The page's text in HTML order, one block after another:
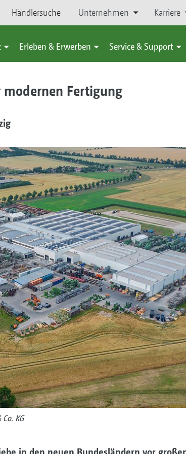
Händlersuche Unternehmen Karriere
Erleben & Erwerben Service & Support
Fertigung
KG